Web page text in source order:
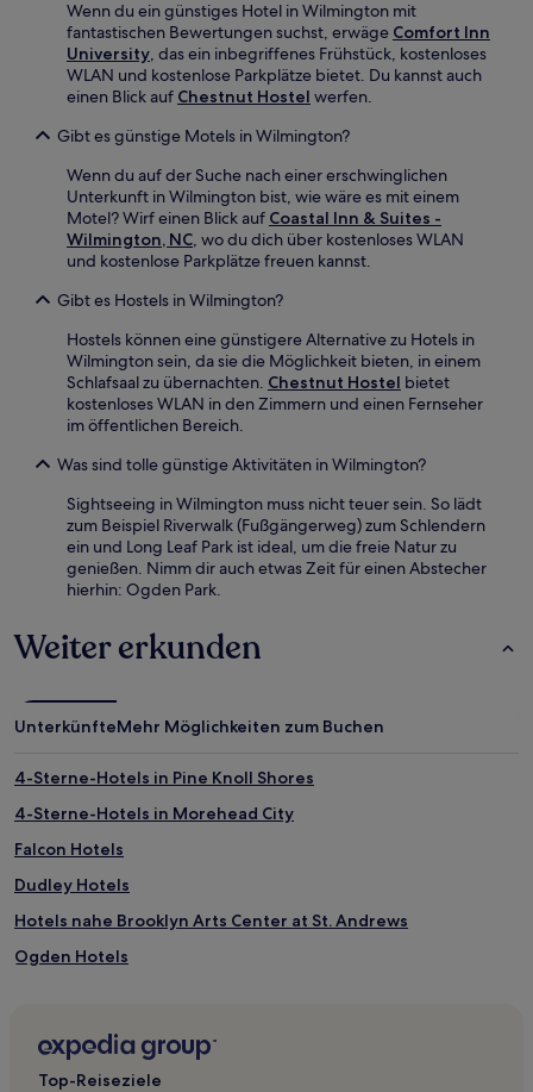
Wenn du ein günstiges Hotel in Wilmington mit
fantastischen Bewertungen suchst, erwäge Comfort Inn
University , das ein inbegriffenes Frühstück, kostenloses
WLAN und kostenlose Parkplätze bietet. Du kannst auch
einen Blick auf Chestnut Hostel werfen.
Gibt es günstige Motels in Wilmington?
Wenn du auf der Suche nach einer erschwinglichen
Unterkunft in Wilmington bist, wie wäre es mit einem
Motel? Wirf einen Blick auf Coastal Inn & Suites -
Wilmington, NC , wo du dich über kostenloses WLAN
und kostenlose Parkplätze freuen kannst.
Gibt es Hostels in Wilmington?
Hostels können eine günstigere Alternative zu Hotels in
Wilmington sein, da sie die Möglichkeit bieten, in einem
Schlafsaal zu übernachten. Chestnut Hostel bietet
kostenloses WLAN in den Zimmern und einen Fernseher
im öffentlichen Bereich.
Was sind tolle günstige Aktivitäten in Wilmington?
Sightseeing in Wilmington muss nicht teuer sein. So lädt
zum Beispiel Riverwalk (Fußgängerweg) zum Schlendern
ein und Long Leaf Park ist ideal, um die freie Natur zu
genießen. Nimm dir auch etwas Zeit für einen Abstecher
hierhin: Ogden Park.
Weiter erkunden
UnterkünfteMehr Möglichkeiten zum Buchen
4-Sterne-Hotels in Pine Knoll Shores
4-Sterne-Hotels in Morehead City
Falcon Hotels
Dudley Hotels
Hotels nahe Brooklyn Arts Center at St. Andrews
Ogden Hotels
Hotels nahe Cameron Art Museum
Top-Reiseziele